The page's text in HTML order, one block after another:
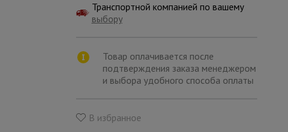
Транспортной компанией по вашему
выбору
Товар оплачивается после
подтверждения заказа менеджером
и выбора удобного способа оплаты
В избранное